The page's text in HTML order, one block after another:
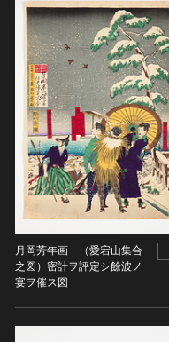
月岡芳年画 （愛宕山集合
之図）密計ヲ評定シ餘波ノ
宴ヲ催ス図
昭和 [日本]
平成 [日本]
令和 [日本]
旧石器 [朝鮮半島]
新石器 [朝鮮半島]
青銅器 [朝鮮半島]
鉄器 [朝鮮半島]
原三国・朝鮮三国 [
原三国・朝鮮三国 [
新羅 [朝鮮半島]
高麗 [朝鮮半島]
朝鮮 [朝鮮半島]
その他
版画
木版画
銅版画
リトグラフ（石版
シルクスクリーン
その他
彫刻
木像
石像
石膏像
国宝
重要文化財
登録有形文化財
重要無形文化財
登録無形文化財
記録作成等の措置
重要有形民俗文化
重要無形民俗文化
登録無形民俗文化財
記録作成等の措置
史跡
名勝
天然記念物
特別史跡
メディア（動画等）
メディア（動画等）を選
動画
高画質画像
画像ライセンス
画像ライセンスを選択
CC0
PDM
CC BY（表示）
CC BY-ND（表示—
CC BY-NC（表示—
CC BY-NC-SA（
CC BY-NC-ND（
20件で表示
連想検索